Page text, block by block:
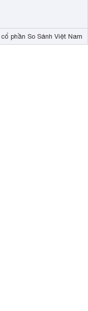
phần So Sánh Việt Nam